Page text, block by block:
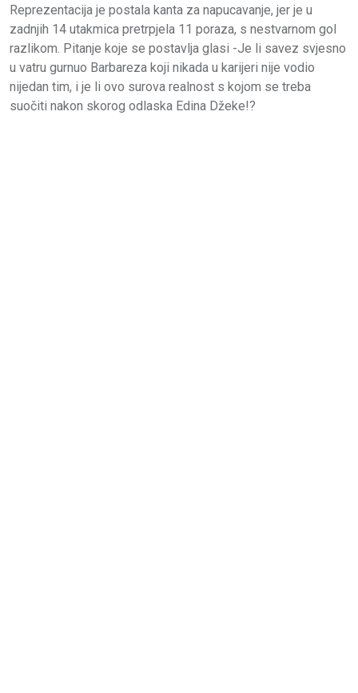
Reprezentacija je postala kanta za napucavanje, jer je u
zadnjih 14 utakmica pretrpjela 11 poraza, s nestvarnom gol
razlikom. Pitanje koje se postavlja glasi -Je li savez svjesno
u vatru gurnuo Barbareza koji nikada u karijeri nije vodio
nijedan tim, i je li ovo surova realnost s kojom se treba
suočiti nakon skorog odlaska Edina Džeke!?